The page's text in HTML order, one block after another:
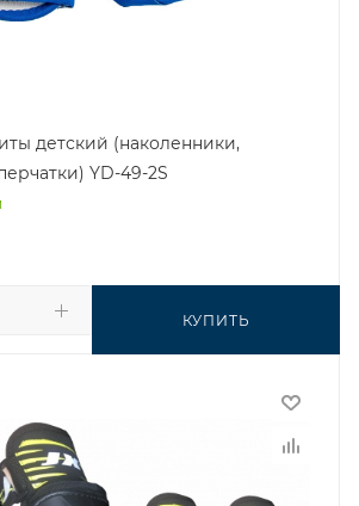
детский (наколенники,
YD-49-2S
КУПИТЬ